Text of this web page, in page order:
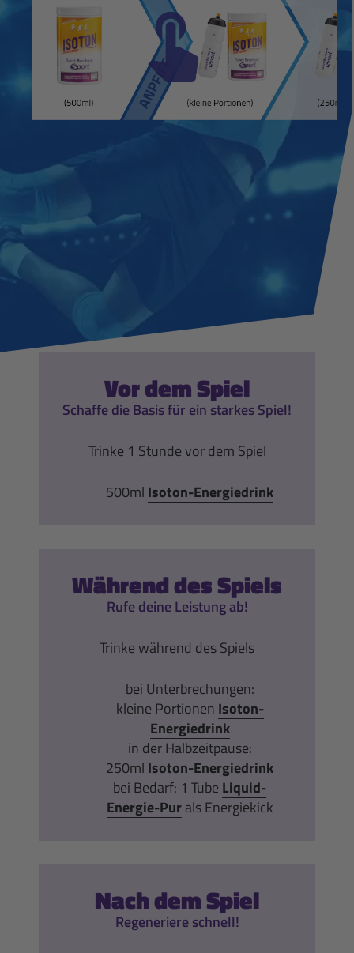
Vor dem Spiel
Schaffe die Basis für ein starkes Spiel!
Trinke 1 Stunde vor dem Spiel
500ml Isoton-Energiedrink
Während des Spiels
Rufe deine Leistung ab!
Trinke während des Spiels
bei Unterbrechungen:
kleine Portionen Isoton-
Energiedrink
in der Halbzeitpause:
250ml Isoton-Energiedrink
bei Bedarf: 1 Tube Liquid-
Energie-Purals Energiekick
Nach dem Spiel
Regeneriere schnell!